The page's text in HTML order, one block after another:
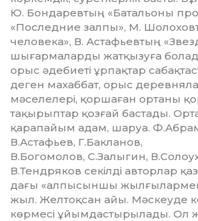
Ю. Бон­даревтың «Батальоны
«Последние залпы», М.
человека», В. Аста­фьев­тың
шығар­маларды жатқызуға
орыс әдебиеті ұрпақтар
деген махаббат, орыс
мәселелері, қоршаған ортаны
тақырыптар қозғай бастады.
қарапайым адам, шаруа.
В.Астафьев, Г.Бакланов,
В.Богомолов, С.Залыгин,
В.Тендряков секілді авторлар
дағы «алпысыншы
жыл. Желтоқсан айы. Мәскеуде
көрмесі ұйымдастырылады. Ол